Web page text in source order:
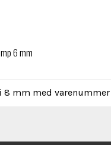
6 mm
8 mm med varenummer